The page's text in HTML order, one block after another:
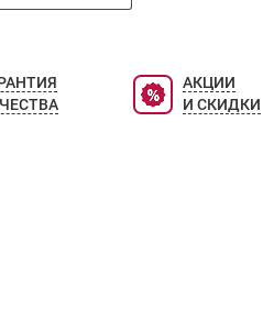
АКЦИИ
И СКИДКИ